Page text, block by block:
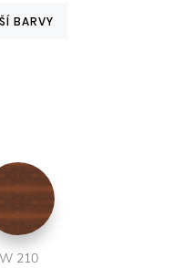
BARVY
W 210